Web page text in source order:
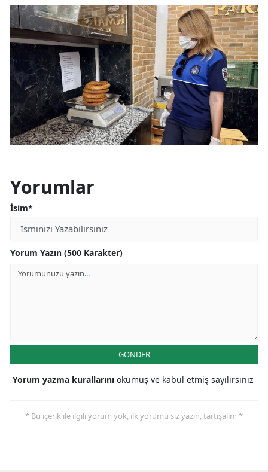
Yorumlar
İsim*
Yorum Yazın (500 Karakter)
GÖNDER
Yorum yazma kurallarını okumuş ve kabul etmiş sayılırsınız
* Bu içerik ile ilgili yorum yok, ilk yorumu siz yazın, tartışalım *